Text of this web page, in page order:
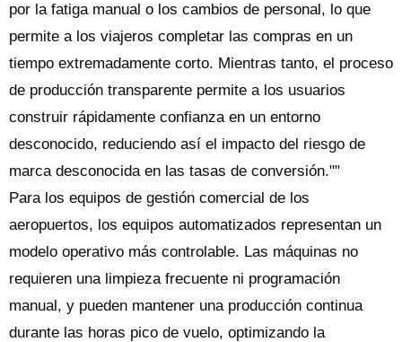
por la fatiga manual o los cambios de personal, lo que
permite a los viajeros completar las compras en un
tiempo extremadamente corto. Mientras tanto, el proceso
de producción transparente permite a los usuarios
construir rápidamente confianza en un entorno
desconocido, reduciendo así el impacto del riesgo de
marca desconocida en las tasas de conversión.""
Para los equipos de gestión comercial de los
aeropuertos, los equipos automatizados representan un
modelo operativo más controlable. Las máquinas no
requieren una limpieza frecuente ni programación
manual, y pueden mantener una producción continua
durante las horas pico de vuelo, optimizando la